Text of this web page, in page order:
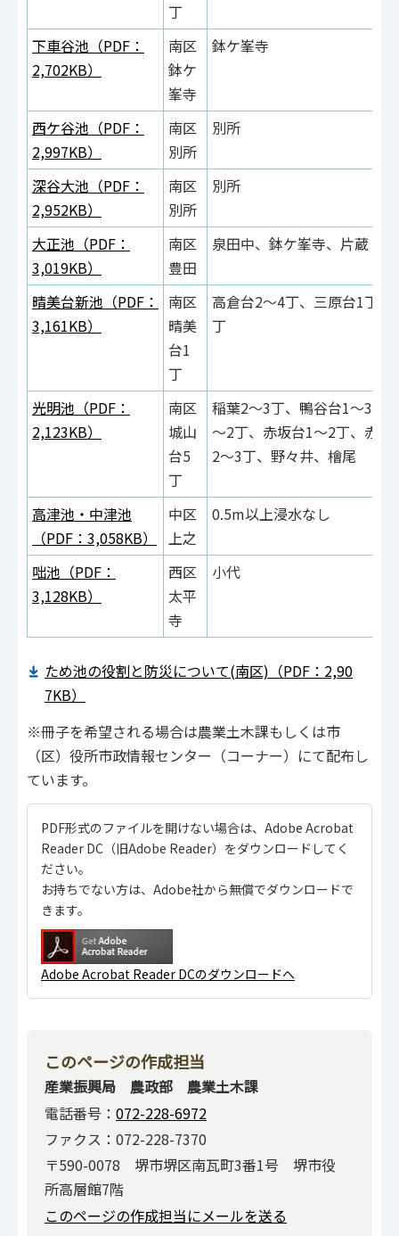
丁
下車谷池（PDF：
2,702KB）
南区
鉢ケ
峯寺
鉢ケ峯寺
西ケ谷池（PDF：
2,997KB）
南区
別所
別所
深谷大池（PDF：
2,952KB）
南区
別所
別所
大正池（PDF：
3,019KB）
南区
豊田
泉田中、鉢ケ峯寺、片蔵
晴美台新池（PDF：
3,161KB）
南区
晴美
台1
丁
高倉台2～4丁、三原台1丁
丁
光明池（PDF：
2,123KB）
南区
城山
台5
丁
稲葉2～3丁、鴨谷台1～3丁
～2丁、赤坂台1～2丁、赤
2～3丁、野々井、檜尾
高津池・中津池
（PDF：3,058KB）
中区
上之
0.5m以上浸水なし
咄池（PDF：
3,128KB）
西区
太平
寺
小代
ため池の役割と防災について(南区)（PDF：2,90
7KB）
※冊子を希望される場合は農業土木課もしくは市
（区）役所市政情報センター（コーナー）にて配布し
ています。
PDF形式のファイルを開けない場合は、Adobe Acrobat
Reader DC（旧Adobe Reader）をダウンロードしてく
ださい。
お持ちでない方は、Adobe社から無償でダウンロードで
きます。
Adobe Acrobat Reader DCのダウンロードへ
このページの作成担当
産業振興局 農政部 農業土木課
電話番号： 072-228-6972
ファクス：072-228-7370
〒590-0078 堺市堺区南瓦町3番1号 堺市役
所高層館7階
このページの作成担当にメールを送る